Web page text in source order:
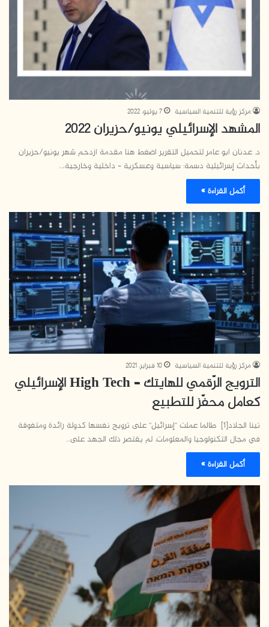
مركز رؤية للتنمية السياسية 7 يوليو، 2022
المشهد الإسرائيلي يونيو/حزيران 2022
د. عدنان ابو عامر لتحميل التقرير اضغط هنا مقدمة ازدحم شهر يونيو/حزيران
بأحداث إسرائيلية دسمة: سياسية وعسكرية – داخلية وخارجية،…
أكمل القراءة »
مركز رؤية للتنمية السياسية 10 فبراير، 2021
الترويج الرّقمي للهايتك – High Tech الإسرائيلي
كعامل محفّز للتطبيع
تينا الجلاد[1] طالما عملت “إسرائيل” على ترويج نفسها كدولة رائدة ومتفوقة
في مجال التكنولوجيا والمعلومات. لم يقتصر ذلك الجهد على…
أكمل القراءة »